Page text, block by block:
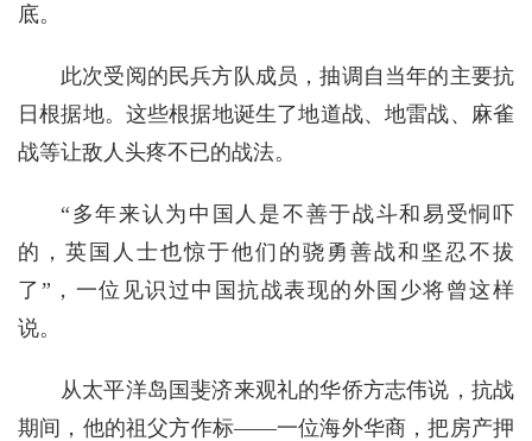
底。
此次受阅的民兵方队成员，抽调自当年的主要抗
日根据地。这些根据地诞生了地道战、地雷战、麻雀
战等让敌人头疼不已的战法。
“多年来认为中国人是不善于战斗和易受恫吓
的，英国人士也惊于他们的骁勇善战和坚忍不拔
了”，一位见识过中国抗战表现的外国少将曾这样
说。
从太平洋岛国斐济来观礼的华侨方志伟说，抗战
期间，他的祖父方作标——一位海外华商，把房产押